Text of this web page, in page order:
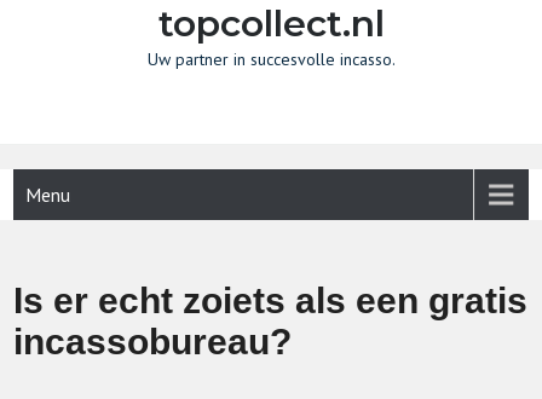
topcollect.nl
Uw partner in succesvolle incasso.
Menu
Is er echt zoiets als een gratis
incassobureau?